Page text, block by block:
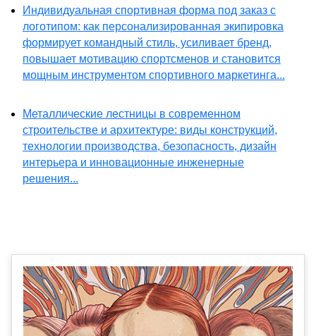
Индивидуальная спортивная форма под заказ с
логотипом: как персонализированная экипировка
формирует командный стиль, усиливает бренд,
повышает мотивацию спортсменов и становится
мощным инструментом спортивного маркетинга...
Металлические лестницы в современном
строительстве и архитектуре: виды конструкций,
технологии производства, безопасность, дизайн
интерьера и инновационные инженерные
решения...